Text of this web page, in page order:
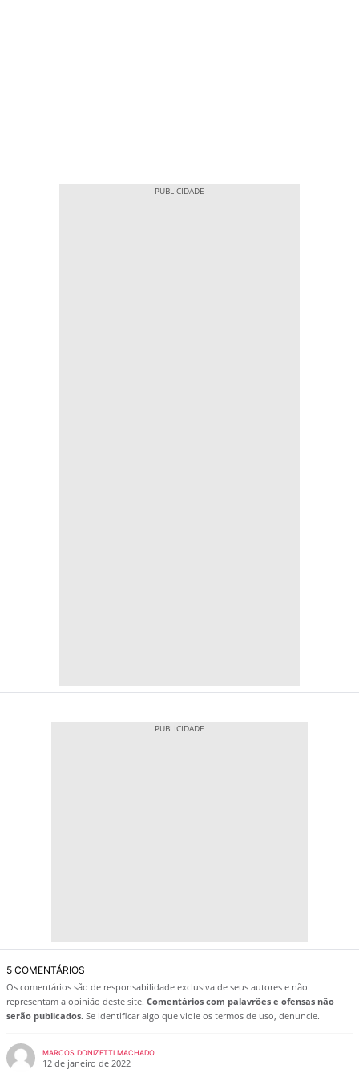
5 COMENTÁRIOS
Os comentários são de responsabilidade exclusiva de seus autores e não
representam a opinião deste site. Comentários com palavrões e ofensas não
serão publicados. Se identificar algo que viole os termos de uso, denuncie.
MARCOS DONIZETTI MACHADO
12 de janeiro de 2022